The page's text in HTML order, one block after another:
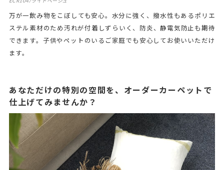
万が一飲み物をこぼしても安心。水分に強く、撥水性もあるポリエ
ステル素材のため汚れが付着しずらいく、防炎、静電気防止も期待
できます。子供やペットのいるご家庭でも安心してお使いいただけ
ます。
あなただけの特別の空間を、オーダーカーペットで
仕上げてみませんか？